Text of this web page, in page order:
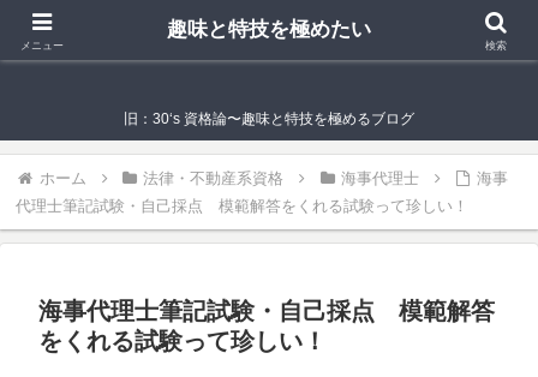
趣味と特技を極めたい
旧：30‘s 資格論〜趣味と特技を極めるブログ
ホーム 法律・不動産系資格 海事代理士
海事
代理士筆記試験・自己採点 模範解答をくれる試験って珍しい！
海事代理士筆記試験・自己採点 模範解答
をくれる試験って珍しい！
メニュー
趣味と特技を極めたい
検索